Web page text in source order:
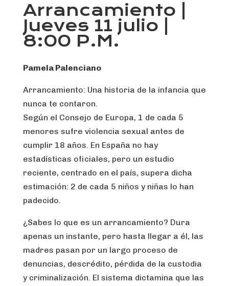
Arrancamiento |
Jueves 11 julio |
8:00 P.M.
Pamela Palenciano
Arrancamiento: Una historia de la infancia que
nunca te contaron.
Según el Consejo de Europa, 1 de cada 5
menores sufre violencia sexual antes de
cumplir 18 años. En España no hay
estadísticas oficiales, pero un estudio
reciente, centrado en el país, supera dicha
estimación: 2 de cada 5 niños y niñas lo han
padecido.
¿Sabes lo que es un arrancamiento? Dura
apenas un instante, pero hasta llegar a él, las
madres pasan por un largo proceso de
denuncias, descrédito, pérdida de la custodia
y criminalización. El sistema dictamina que las